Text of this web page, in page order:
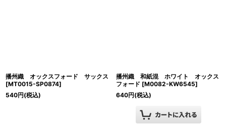
播州織 オックスフォード サックス
[MT0015-SP0874]
540円(税込)
播州織 和紙混 ホワイト オックス
フォード [M0082-KW6545]
640円(税込)